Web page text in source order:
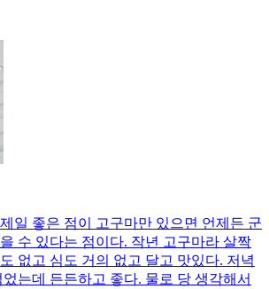
일 좋은 점이 고구마만 있으면 언제든 군
수 있다는 점이다. 작년 고구마라 살짝
없고 심도 거의 없고 달고 맛있다. 저녁
는데 든든하고 좋다. 물로 당 생각해서